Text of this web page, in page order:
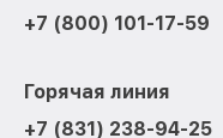
+7 (800) 101-17-59
Горячая линия
+7 (831) 238-94-25